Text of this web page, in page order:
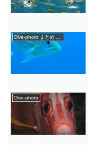
Dive-photo まとめ 分類
Dive-photo